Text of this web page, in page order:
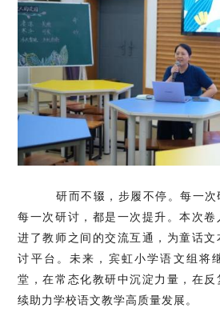
研而不辍，步履不停。每一次
每一次研讨，都是一次提升。本次
进了教师之间的交流互通，为童话
讨平台。未来，宾虹小学语文组将
堂，在常态化教研中沉淀力量，在
续助力学校语文教学高质量发展。